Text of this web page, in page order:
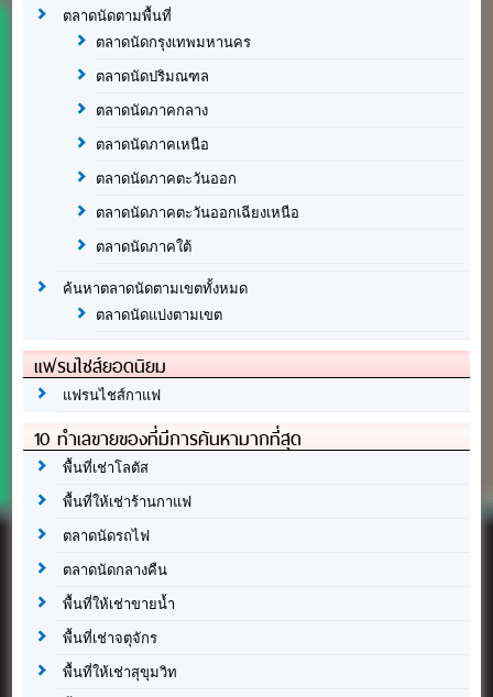
ตลาดนัดตามพื้นที่
ตลาดนัดกรุงเทพมหานคร
ตลาดนัดปริมณฑล
ตลาดนัดภาคกลาง
ตลาดนัดภาคเหนือ
ตลาดนัดภาคตะวันออก
ตลาดนัดภาคตะวันออกเฉียงเหนือ
ตลาดนัดภาคใต้
ค้นหาตลาดนัดตามเขตทั้งหมด
ตลาดนัดแบ่งตามเขต
แฟรนไชส์ยอดนิยม
แฟรนไชส์กาแฟ
10 ทำเลขายของที่มีการค้นหามากที่สุด
พื้นที่เช่าโลตัส
พื้นที่ให้เช่าร้านกาแฟ
ตลาดนัดรถไฟ
ตลาดนัดกลางคืน
พื้นที่ให้เช่าขายน้ำ
พื้นที่เช่าจตุจักร
พื้นที่ให้เช่าสุขุมวิท